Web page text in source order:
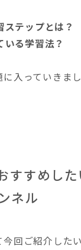
テップとは？
る学習法？
入っていきま
すすめした
ネル
今回ご紹介した